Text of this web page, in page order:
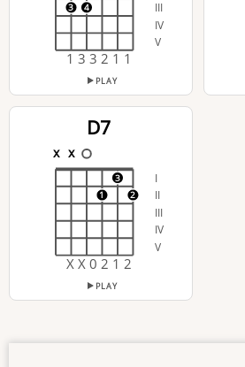
III
IV
V
3 4
1 3 3 2 1 1
PLAY
D7
x x
I
II
III
IV
V
1
3
2
X X 0 2 1 2
PLAY